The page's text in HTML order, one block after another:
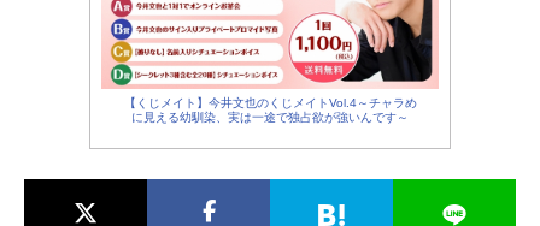
【くじメイト】今井文也のくじメイトVol.4～チャラめ
に見える幼馴染、実は一途で独占欲が強いんです～